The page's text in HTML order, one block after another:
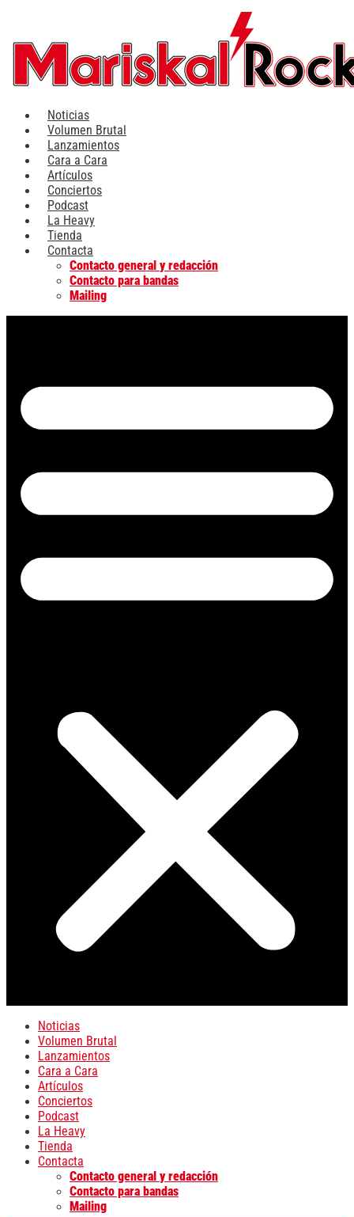
contenido
Noticias
Volumen Brutal
Lanzamientos
Cara a Cara
Artículos
Conciertos
Podcast
La Heavy
Tienda
Contacta
Contacto general y redacción
Contacto para bandas
Mailing
Noticias
Volumen Brutal
Lanzamientos
Cara a Cara
Artículos
Conciertos
Podcast
La Heavy
Tienda
Contacta
Contacto general y redacción
Contacto para bandas
Mailing